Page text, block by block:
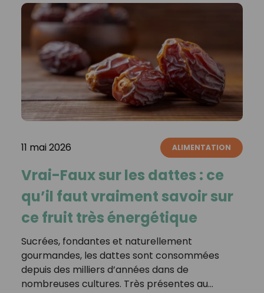
11 mai 2026 ALIMENTATION
Vrai-Faux sur les dattes : ce
qu’il faut vraiment savoir sur
ce fruit très énergétique
Sucrées, fondantes et naturellement
gourmandes, les dattes sont consommées
depuis des milliers d’années dans de
nombreuses cultures. Très présentes au…